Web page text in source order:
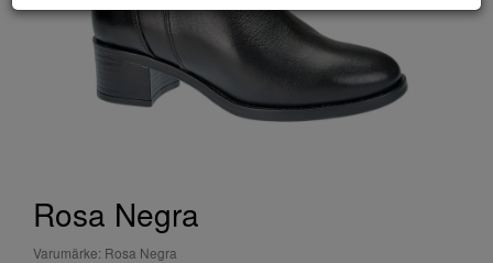
Rosa Negra
Varumärke: Rosa Negra